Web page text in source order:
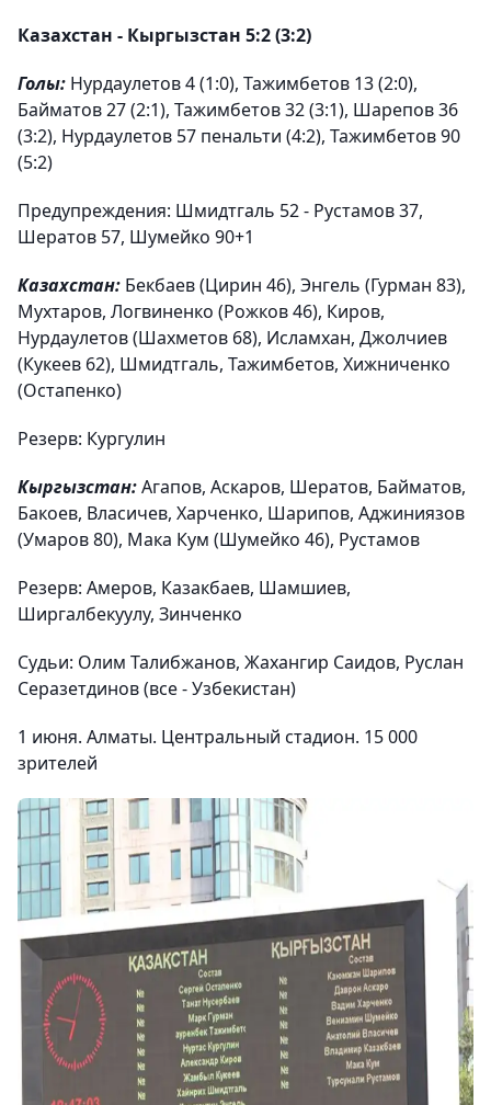
Казахстан - Кыргызстан 5:2 (3:2)
Голы: Нурдаулетов 4 (1:0), Тажимбетов 13 (2:0),
Байматов 27 (2:1), Тажимбетов 32 (3:1), Шарепов 36
(3:2), Нурдаулетов 57 пенальти (4:2), Тажимбетов 90
(5:2)
Предупреждения: Шмидтгаль 52 - Рустамов 37,
Шератов 57, Шумейко 90+1
Казахстан: Бекбаев (Цирин 46), Энгель (Гурман 83),
Мухтаров, Логвиненко (Рожков 46), Киров,
Нурдаулетов (Шахметов 68), Исламхан, Джолчиев
(Кукеев 62), Шмидтгаль, Тажимбетов, Хижниченко
(Остапенко)
Резерв: Кургулин
Кыргызстан:Агапов, Аскаров, Шератов, Байматов,
Бакоев, Власичев, Харченко, Шарипов, Аджиниязов
(Умаров 80), Мака Кум (Шумейко 46), Рустамов
Резерв: Амеров, Казакбаев, Шамшиев,
Ширгалбекуулу, Зинченко
Судьи: Олим Талибжанов, Жахангир Саидов, Руслан
Серазетдинов (все - Узбекистан)
1 июня. Алматы. Центральный стадион. 15 000
зрителей